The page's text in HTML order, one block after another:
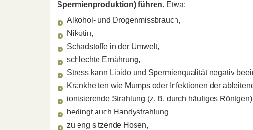
Spermienproduktion) führen. Etwa:
Alkohol- und Drogenmissbrauch,
Nikotin,
Schadstoffe in der Umwelt,
schlechte Ernährung,
Stress kann Libido und Spermienqualität negativ
Krankheiten wie Mumps oder Infektionen der
ionisierende Strahlung (z. B. durch häufiges Röntgen),
bedingt auch Handystrahlung,
zu eng sitzende Hosen,